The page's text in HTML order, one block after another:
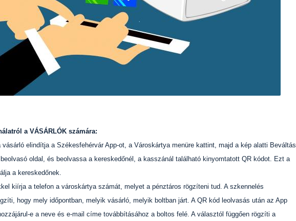
a VÁSÁRLÓK számára:
elindítja a Székesfehérvár App-ot, a Városkártya menüre kattint, majd a kép alatti Beváltás
oldal, és beolvassa a kereskedőnél, a kasszánál található kinyomtatott QR kódot. Ezt a
a kereskedőnek.
kiírja a telefon a városkártya számát, melyet a pénztáros rögzíteni tud. A szkennelés
hogy mely időpontban, melyik vásárló, melyik boltban járt. A QR kód leolvasás után az App
e a neve és e-mail címe továbbításához a boltos felé. A választól függően rögzíti a